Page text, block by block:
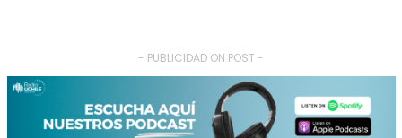
- PUBLICIDAD ON POST -